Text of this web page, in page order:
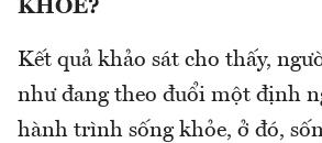
KHỎE?
Kết quả khảo sát cho thấy,
như đang theo đuổi một định
hành trình sống khỏe, ở đó,